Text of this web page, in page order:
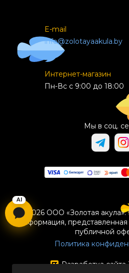
E-mail
info@zolotayaakula.by
Интернет-магазин
Пн-Вс с 9:00 до 18:00
Мы в соц.
© 2026 ООО «Золотая
Информация, представленная
публичной
Политика
Разработка сайта